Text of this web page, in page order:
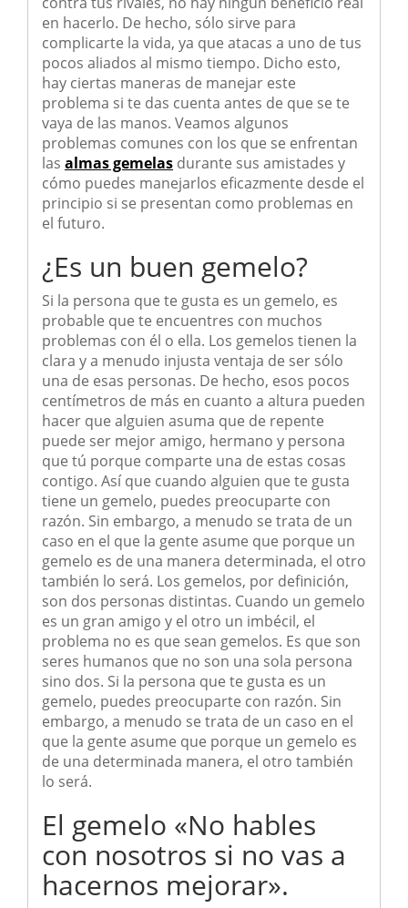
en hacerlo. De hecho, sólo sirve para
complicarte la vida, ya que atacas a uno de tus
pocos aliados al mismo tiempo. Dicho esto,
hay ciertas maneras de manejar este
problema si te das cuenta antes de que se te
vaya de las manos. Veamos algunos
problemas comunes con los que se enfrentan
las almas gemelas durante sus amistades y
cómo puedes manejarlos eficazmente desde el
principio si se presentan como problemas en
el futuro.
¿Es un buen gemelo?
Si la persona que te gusta es un gemelo, es
probable que te encuentres con muchos
problemas con él o ella. Los gemelos tienen la
clara y a menudo injusta ventaja de ser sólo
una de esas personas. De hecho, esos pocos
centímetros de más en cuanto a altura pueden
hacer que alguien asuma que de repente
puede ser mejor amigo, hermano y persona
que tú porque comparte una de estas cosas
contigo. Así que cuando alguien que te gusta
tiene un gemelo, puedes preocuparte con
razón. Sin embargo, a menudo se trata de un
caso en el que la gente asume que porque un
gemelo es de una manera determinada, el otro
también lo será. Los gemelos, por definición,
son dos personas distintas. Cuando un gemelo
es un gran amigo y el otro un imbécil, el
problema no es que sean gemelos. Es que son
seres humanos que no son una sola persona
sino dos. Si la persona que te gusta es un
gemelo, puedes preocuparte con razón. Sin
embargo, a menudo se trata de un caso en el
que la gente asume que porque un gemelo es
de una determinada manera, el otro también
lo será.
El gemelo «No hables
con nosotros si no vas a
hacernos mejorar».